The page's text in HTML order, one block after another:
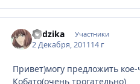
Kadzika Участники
2 Декабря, 201114 г
Привет)могу предложить кое-
Кобато(очень трогательно)